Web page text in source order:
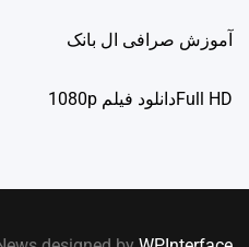
آموزش صرافی ال بانک
Full HDدانلود فيلم 1080p